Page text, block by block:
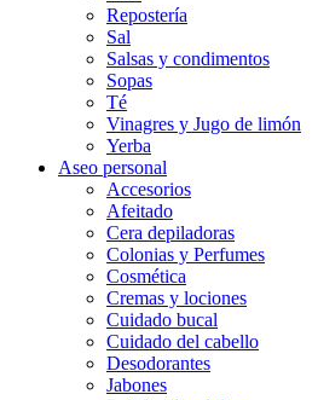
Repostería
Sal
Salsas y condimentos
Sopas
Té
Vinagres y Jugo de limón
Yerba
Aseo personal
Accesorios
Afeitado
Cera depiladoras
Colonias y Perfumes
Cosmética
Cremas y lociones
Cuidado bucal
Cuidado del cabello
Desodorantes
Jabones